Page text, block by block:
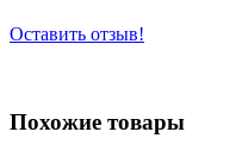
Оставить отзыв!
Похожие товары